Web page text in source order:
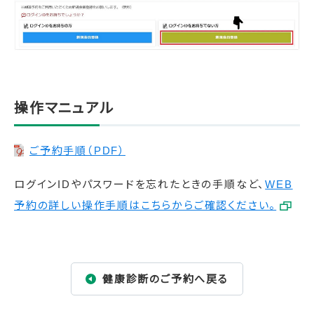
操作マニュアル
ご予約手順（PDF）
ログインIDやパスワードを忘れたときの手順など、WEB
予約の詳しい操作手順はこちらからご確認ください。
健康診断のご予約へ戻る